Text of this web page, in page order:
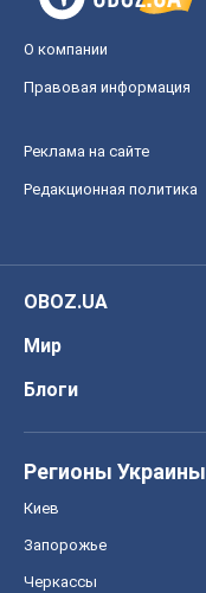
О компании
Правовая информация
Реклама на сайте
Редакционная политика
OBOZ.UA
Мир
Блоги
Регионы Украины
Киев
Запорожье
Черкассы